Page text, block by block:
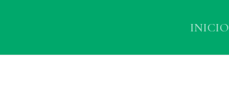
INICIO